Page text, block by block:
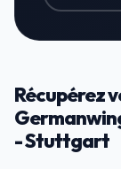
Récupérez
- Stuttgart